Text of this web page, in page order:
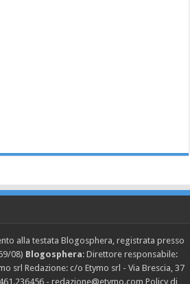
alla testata Blogosphera, registrata presso
08) Blogosphera: Direttore responsabile:
srl Redazione: c/o Etymo srl - Via Brescia, 37
- redazione@etymo.com Policy di